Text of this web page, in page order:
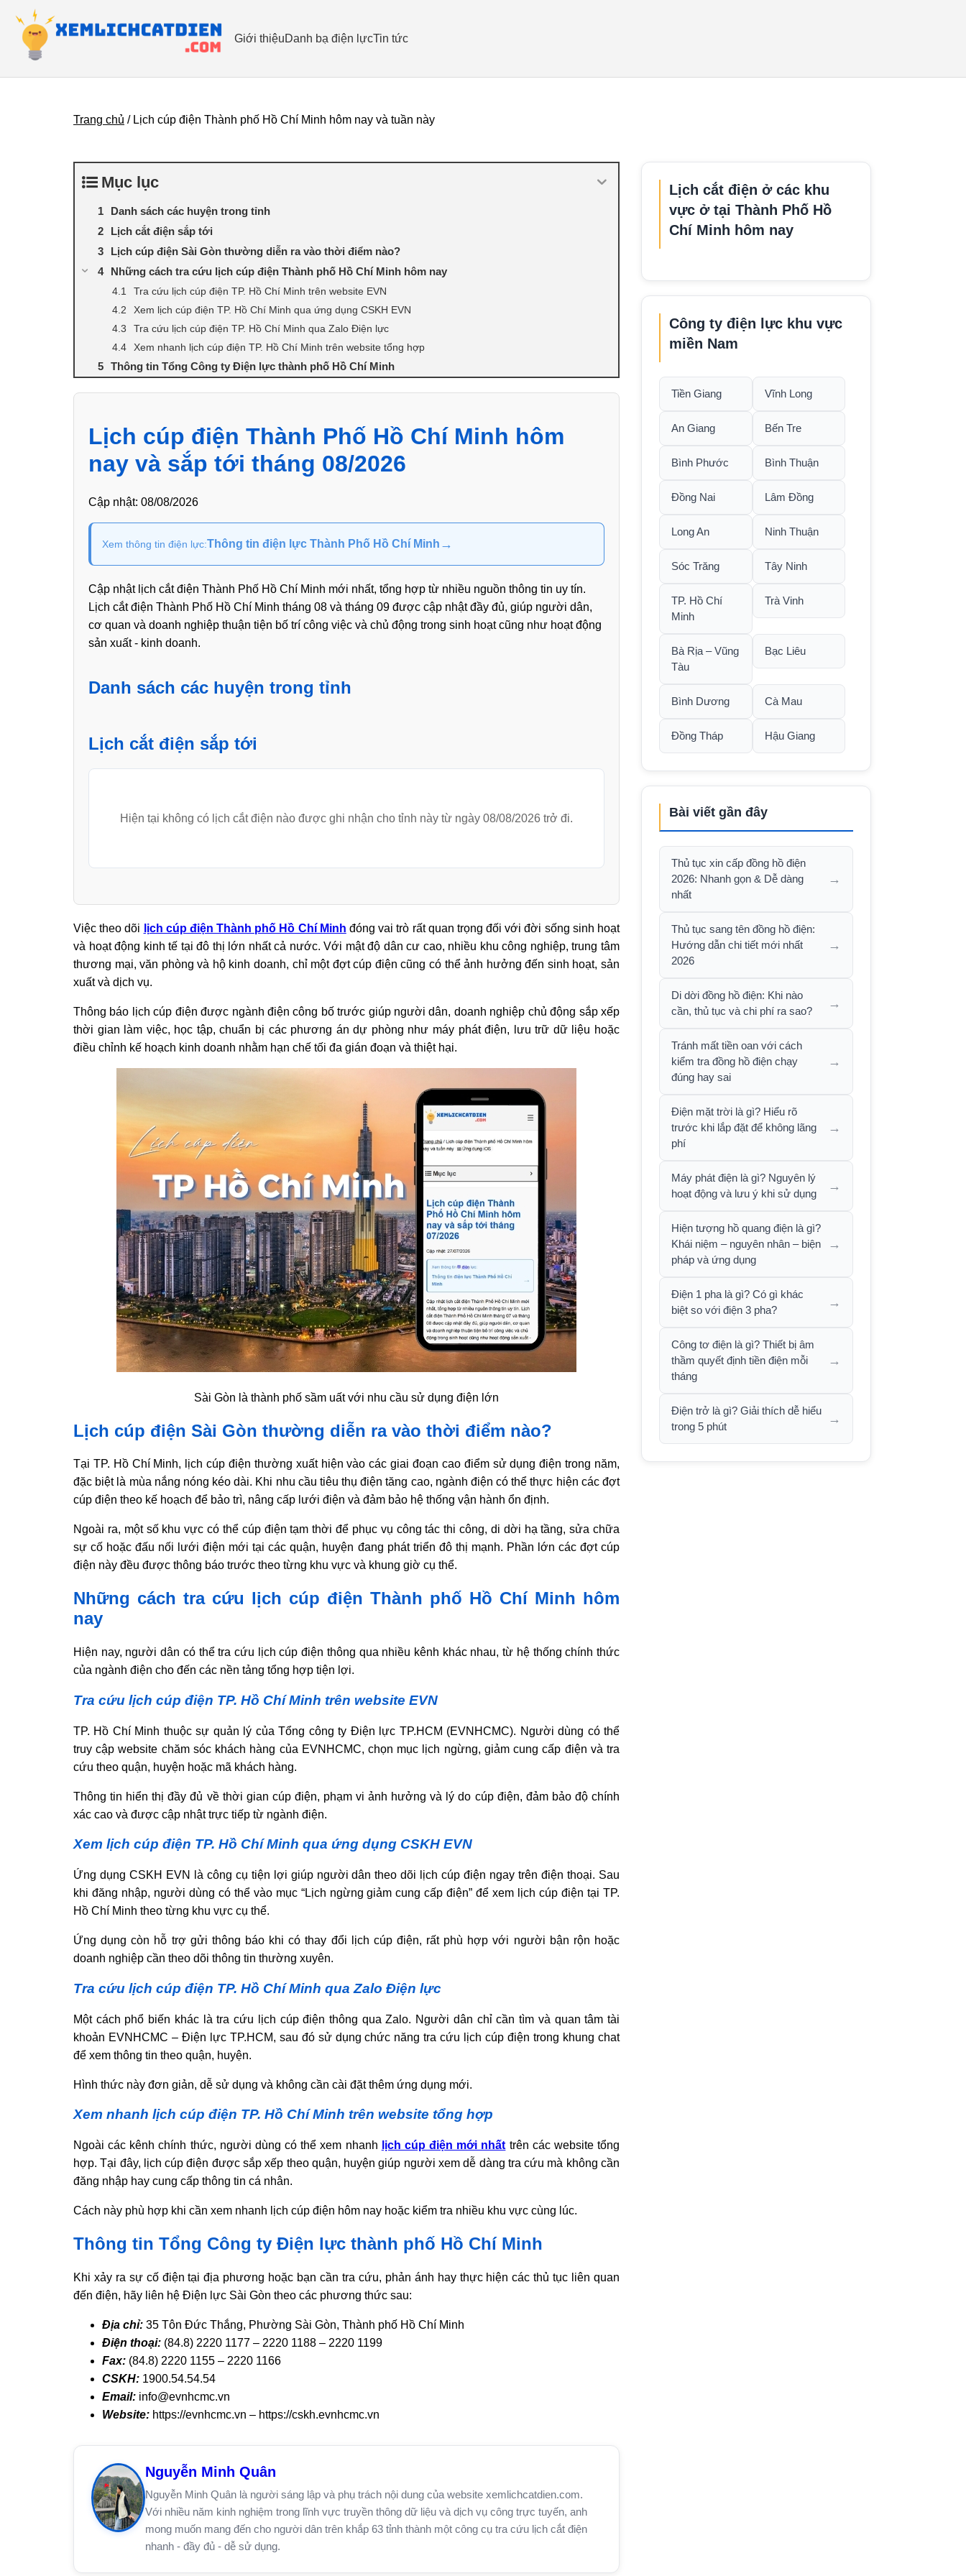
Giới thiệuDanh bạ điện lựcTin tức
Trang chủ / Lịch cúp điện Thành phố Hồ Chí Minh hôm nay và tuần này
Mục lục
Danh sách các huyện trong tỉnh
Lịch cắt điện sắp tới
Lịch cúp điện Sài Gòn thường diễn ra vào thời điểm nào?
Những cách tra cứu lịch cúp điện Thành phố Hồ Chí Minh hôm nay
Tra cứu lịch cúp điện TP. Hồ Chí Minh trên website EVN
Xem lịch cúp điện TP. Hồ Chí Minh qua ứng dụng CSKH EVN
Tra cứu lịch cúp điện TP. Hồ Chí Minh qua Zalo Điện lực
Xem nhanh lịch cúp điện TP. Hồ Chí Minh trên website tổng hợp
Thông tin Tổng Công ty Điện lực thành phố Hồ Chí Minh
Lịch cúp điện Thành Phố Hồ Chí Minh hôm
nay và sắp tới tháng 08/2026
Cập nhật: 08/08/2026
Xem thông tin điện lực:Thông tin điện lực Thành Phố Hồ Chí Minh →
Cập nhật lịch cắt điện Thành Phố Hồ Chí Minh mới nhất, tổng hợp từ nhiều nguồn thông tin uy tín.
Lịch cắt điện Thành Phố Hồ Chí Minh tháng 08 và tháng 09 được cập nhật đầy đủ, giúp người dân,
cơ quan và doanh nghiệp thuận tiện bố trí công việc và chủ động trong sinh hoạt cũng như hoạt động
sản xuất - kinh doanh.
Danh sách các huyện trong tỉnh
Lịch cắt điện sắp tới
Hiện tại không có lịch cắt điện nào được ghi nhận cho tỉnh này từ ngày 08/08/2026 trở đi.
Việc theo dõi lịch cúp điện Thành phố Hồ Chí Minh đóng vai trò rất quan trọng đối với đời sống sinh hoạt
và hoạt động kinh tế tại đô thị lớn nhất cả nước. Với mật độ dân cư cao, nhiều khu công nghiệp, trung tâm
thương mại, văn phòng và hộ kinh doanh, chỉ một đợt cúp điện cũng có thể ảnh hưởng đến sinh hoạt, sản
xuất và dịch vụ.
Thông báo lịch cúp điện được ngành điện công bố trước giúp người dân, doanh nghiệp chủ động sắp xếp
thời gian làm việc, học tập, chuẩn bị các phương án dự phòng như máy phát điện, lưu trữ dữ liệu hoặc
điều chỉnh kế hoạch kinh doanh nhằm hạn chế tối đa gián đoạn và thiệt hại.
Sài Gòn là thành phố sầm uất với nhu cầu sử dụng điện lớn
Lịch cúp điện Sài Gòn thường diễn ra vào thời điểm nào?
Tại TP. Hồ Chí Minh, lịch cúp điện thường xuất hiện vào các giai đoạn cao điểm sử dụng điện trong năm,
đặc biệt là mùa nắng nóng kéo dài. Khi nhu cầu tiêu thụ điện tăng cao, ngành điện có thể thực hiện các đợt
cúp điện theo kế hoạch để bảo trì, nâng cấp lưới điện và đảm bảo hệ thống vận hành ổn định.
Ngoài ra, một số khu vực có thể cúp điện tạm thời để phục vụ công tác thi công, di dời hạ tầng, sửa chữa
sự cố hoặc đấu nối lưới điện mới tại các quận, huyện đang phát triển đô thị mạnh. Phần lớn các đợt cúp
điện này đều được thông báo trước theo từng khu vực và khung giờ cụ thể.
Những cách tra cứu lịch cúp điện Thành phố Hồ Chí Minh hôm
nay
Hiện nay, người dân có thể tra cứu lịch cúp điện thông qua nhiều kênh khác nhau, từ hệ thống chính thức
của ngành điện cho đến các nền tảng tổng hợp tiện lợi.
Tra cứu lịch cúp điện TP. Hồ Chí Minh trên website EVN
TP. Hồ Chí Minh thuộc sự quản lý của Tổng công ty Điện lực TP.HCM (EVNHCMC). Người dùng có thể
truy cập website chăm sóc khách hàng của EVNHCMC, chọn mục lịch ngừng, giảm cung cấp điện và tra
cứu theo quận, huyện hoặc mã khách hàng.
Thông tin hiển thị đầy đủ về thời gian cúp điện, phạm vi ảnh hưởng và lý do cúp điện, đảm bảo độ chính
xác cao và được cập nhật trực tiếp từ ngành điện.
Xem lịch cúp điện TP. Hồ Chí Minh qua ứng dụng CSKH EVN
Ứng dụng CSKH EVN là công cụ tiện lợi giúp người dân theo dõi lịch cúp điện ngay trên điện thoại. Sau
khi đăng nhập, người dùng có thể vào mục “Lịch ngừng giảm cung cấp điện” để xem lịch cúp điện tại TP.
Hồ Chí Minh theo từng khu vực cụ thể.
Ứng dụng còn hỗ trợ gửi thông báo khi có thay đổi lịch cúp điện, rất phù hợp với người bận rộn hoặc
doanh nghiệp cần theo dõi thông tin thường xuyên.
Tra cứu lịch cúp điện TP. Hồ Chí Minh qua Zalo Điện lực
Một cách phổ biến khác là tra cứu lịch cúp điện thông qua Zalo. Người dân chỉ cần tìm và quan tâm tài
khoản EVNHCMC – Điện lực TP.HCM, sau đó sử dụng chức năng tra cứu lịch cúp điện trong khung chat
để xem thông tin theo quận, huyện.
Hình thức này đơn giản, dễ sử dụng và không cần cài đặt thêm ứng dụng mới.
Xem nhanh lịch cúp điện TP. Hồ Chí Minh trên website tổng hợp
Ngoài các kênh chính thức, người dùng có thể xem nhanh lịch cúp điện mới nhất trên các website tổng
hợp. Tại đây, lịch cúp điện được sắp xếp theo quận, huyện giúp người xem dễ dàng tra cứu mà không cần
đăng nhập hay cung cấp thông tin cá nhân.
Cách này phù hợp khi cần xem nhanh lịch cúp điện hôm nay hoặc kiểm tra nhiều khu vực cùng lúc.
Thông tin Tổng Công ty Điện lực thành phố Hồ Chí Minh
Khi xảy ra sự cố điện tại địa phương hoặc bạn cần tra cứu, phản ánh hay thực hiện các thủ tục liên quan
đến điện, hãy liên hệ Điện lực Sài Gòn theo các phương thức sau:
Địa chỉ: 35 Tôn Đức Thắng, Phường Sài Gòn, Thành phố Hồ Chí Minh
Điện thoại: (84.8) 2220 1177 – 2220 1188 – 2220 1199
Fax: (84.8) 2220 1155 – 2220 1166
CSKH: 1900.54.54.54
Email: info@evnhcmc.vn
Website: https://evnhcmc.vn – https://cskh.evnhcmc.vn
Nguyễn Minh Quân
Nguyễn Minh Quân là người sáng lập và phụ trách nội dung của website xemlichcatdien.com.
Với nhiều năm kinh nghiệm trong lĩnh vực truyền thông dữ liệu và dịch vụ công trực tuyến, anh
mong muốn mang đến cho người dân trên khắp 63 tỉnh thành một công cụ tra cứu lịch cắt điện
nhanh - đầy đủ - dễ sử dụng.
Lịch cắt điện ở các khu
vực ở tại Thành Phố Hồ
Chí Minh hôm nay
Công ty điện lực khu vực
miền Nam
Tiền Giang Vĩnh Long
An Giang Bến Tre
Bình Phước Bình Thuận
Đồng Nai Lâm Đồng
Long An Ninh Thuận
Sóc Trăng Tây Ninh
TP. Hồ Chí
Minh
Trà Vinh
Bà Rịa – Vũng
Tàu
Bạc Liêu
Bình Dương Cà Mau
Đồng Tháp Hậu Giang
Bài viết gần đây
Thủ tục xin cấp đồng hồ điện
2026: Nhanh gọn & Dễ dàng
nhất
→
Thủ tục sang tên đồng hồ điện:
Hướng dẫn chi tiết mới nhất
2026
→
Di dời đồng hồ điện: Khi nào
cần, thủ tục và chi phí ra sao?
→
Tránh mất tiền oan với cách
kiểm tra đồng hồ điện chạy
đúng hay sai
→
Điện mặt trời là gì? Hiểu rõ
trước khi lắp đặt để không lãng
phí
→
Máy phát điện là gì? Nguyên lý
hoạt động và lưu ý khi sử dụng
→
Hiện tượng hồ quang điện là gì?
Khái niệm – nguyên nhân – biện
pháp và ứng dụng
→
Điện 1 pha là gì? Có gì khác
biệt so với điện 3 pha?
→
Công tơ điện là gì? Thiết bị âm
thầm quyết định tiền điện mỗi
tháng
→
Điện trở là gì? Giải thích dễ hiểu
trong 5 phút
→